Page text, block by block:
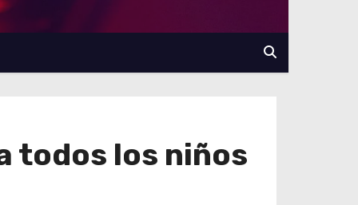
todos los niños